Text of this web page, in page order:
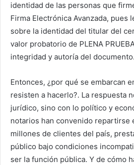
identidad de las personas que
Firma Electrónica Avanzada, pues
sobre la identidad del titular del
valor probatorio de PLENA
integridad y autoría del documento.
Entonces, ¿por qué se embarcan
resisten a hacerlo?. La respuesta
jurídico, sino con lo político y
notarios han convenido repartirse
millones de clientes del país,
público bajo condiciones
ser la función pública. Y de cómo